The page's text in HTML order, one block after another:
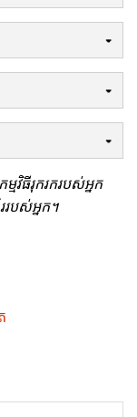
មវិធីរុករករបស់អ្នក
របស់អ្នក។